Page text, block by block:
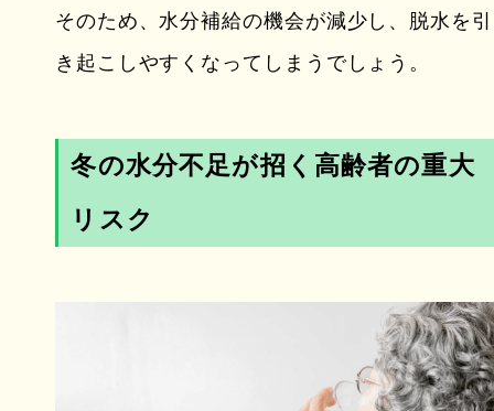
そのため、水分補給の機会が減少し、脱水を引
き起こしやすくなってしまうでしょう。
冬の水分不足が招く高齢者の重大
リスク